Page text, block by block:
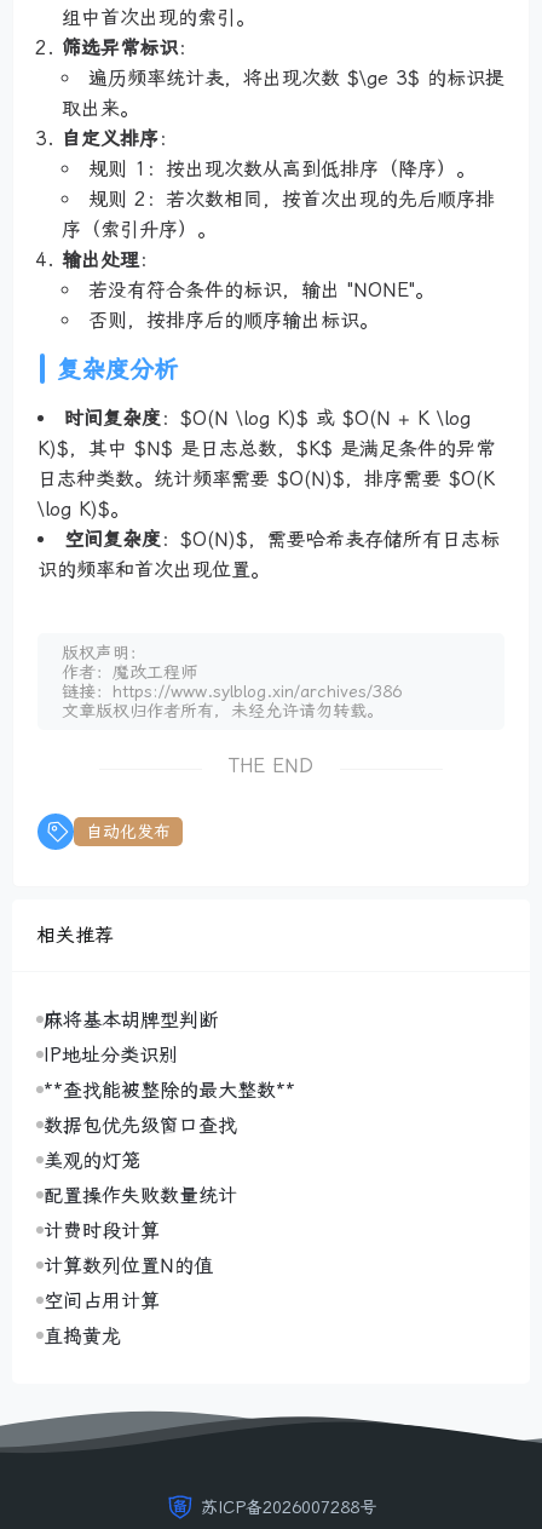
组中首次出现的索引。
筛选异常标识：
遍历频率统计表，将出现次数 $\ge 3$ 的标识提
取出来。
自定义排序：
规则 1：按出现次数从高到低排序（降序）。
规则 2：若次数相同，按首次出现的先后顺序排
序（索引升序）。
输出处理 ：
若没有符合条件的标识，输出 "NONE"。
否则，按排序后的顺序输出标识。
复杂度分析
时间复杂度 ：$O(N \log K)$ 或 $O(N + K \log
K)$，其中 $N$ 是日志总数，$K$ 是满足条件的异常
日志种类数。统计频率需要 $O(N)$，排序需要 $O(K
\log K)$。
空间复杂度 ：$O(N)$，需要哈希表存储所有日志标
识的频率和首次出现位置。
版权声明：
作者：魔改工程师
链接：https://www.sylblog.xin/archives/386
文章版权归作者所有，未经允许请勿转载。
THE END
自动化发布
相关推荐
麻将基本胡牌型判断
IP地址分类识别
**查找能被整除的最大整数**
数据包优先级窗口查找
美观的灯笼
配置操作失败数量统计
计费时段计算
计算数列位置N的值
空间占用计算
直捣黄龙
苏ICP备2026007288号